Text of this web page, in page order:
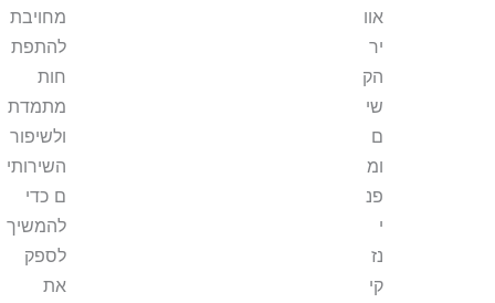
אוו
יר
הק
שי
ם
ומ
פנ
י
נז
קי
מחויבת
להתפת
חות
מתמדת
ולשיפור
השירותי
ם כדי
להמשיך
לספק
את